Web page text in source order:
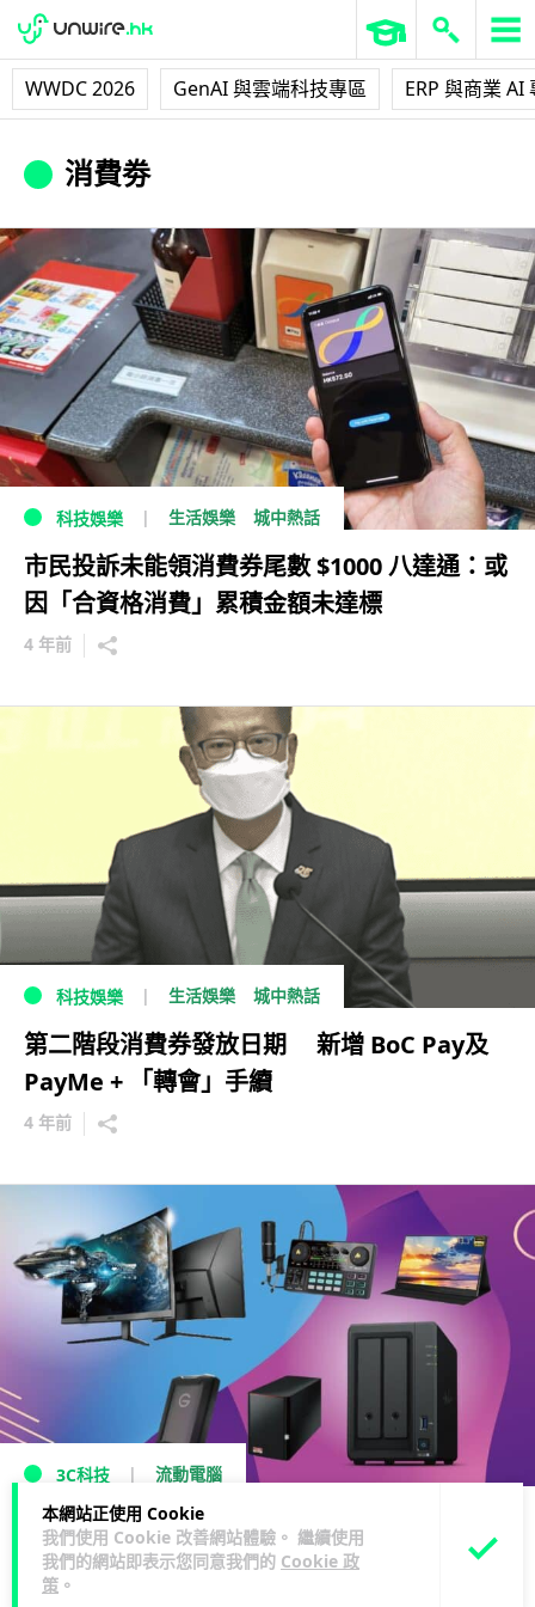
WWDC 2026 GenAI 與雲端科技專區 ERP 與商業 AI
本網站正使用 Cookie
我們使用 Cookie 改善網站體驗。 繼續使用
我們的網站即表示您同意我們的 Cookie 政
策 。
消費劵
科技娛樂 生活娛樂 城中熱話
市民投訴未能領消費券尾數 $1000 八達通：或
因「合資格消費」累積金額未達標
4 年前
科技娛樂 生活娛樂 城中熱話
第二階段消費券發放日期 新增 BoC Pay及
PayMe + 「轉會」手續
4 年前
3C科技 流動電腦
漢科電腦節 2021 優惠 比賽競逐$6,000獎品
5 年前